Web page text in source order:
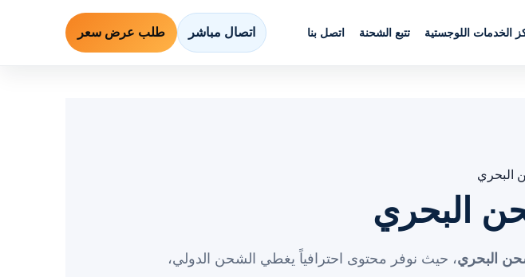
الخدمات اللوجستية تتبع الشحنة اتصل بنا اتصال مباشر طلب عرض سعر
البحري
البحري
البحري، حيث نوفر محتوى احترافياً يغطي الشحن الدولي،